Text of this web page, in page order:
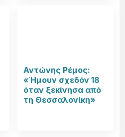
Αντώνης Ρέμος:
«Ήμουν σχεδόν 18
όταν ξεκίνησα από
τη Θεσσαλονίκη»